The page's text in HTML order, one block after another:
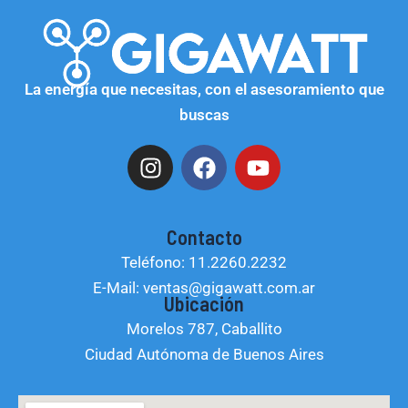
La energía que necesitas, con el asesoramiento que
buscas
I
n
a
g
a
m
F
a
e
b
o
o
k
Y
o
u
b
Contacto
Teléfono: 11.2260.2232
E-Mail: ventas@gigawatt.com.ar
Ubicación
Morelos 787, Caballito
Ciudad Autónoma de Buenos Aires